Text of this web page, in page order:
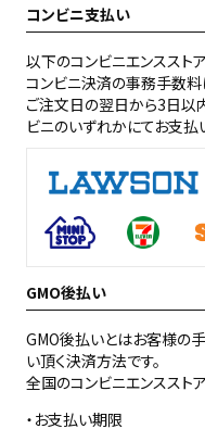
コンビニ支払い
以下のコンビニエンススト
コンビニ決済の事務手数料
ご注文日の翌日から3日以
ビニのいずれかにてお支払
GMO後払い
GMO後払いとはお客様の
い頂く決済方法です。
全国のコンビニエンススト
お支払い期限